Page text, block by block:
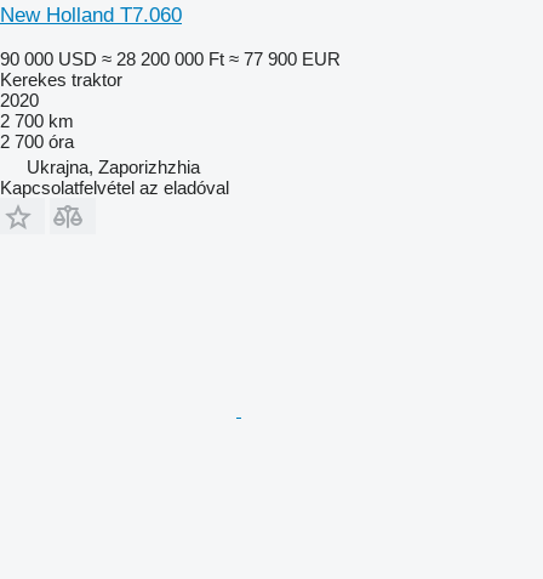
New Holland T7.060
90 000 USD ≈ 28 200 000 Ft ≈ 77 900 EUR
Kerekes traktor
2020
2 700 km
2 700 óra
Ukrajna, Zaporizhzhia
Kapcsolatfelvétel az eladóval